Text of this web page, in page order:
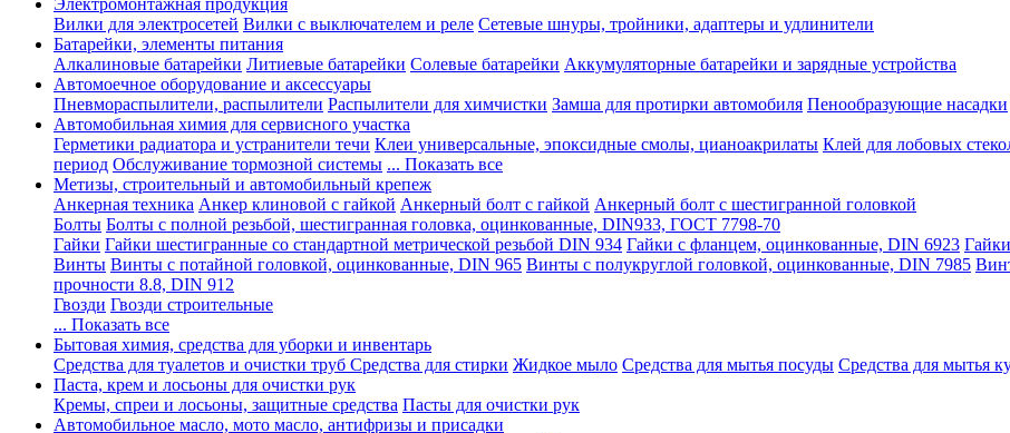
Электромонтажная продукция
Вилки для электросетей Вилки с выключателем и реле Сетевые шнуры, тройники, адаптеры и удлинители
Батарейки, элементы питания
Алкалиновые батарейки Литиевые батарейки Солевые батарейки Аккумуляторные батарейки и зарядные устройства
Автомоечное оборудование и аксессуары
Пневмораспылители, распылители Распылители для химчистки Замша для протирки автомобиля Пенообразующие насадки
Автомобильная химия для сервисного участка
Герметики радиатора и устранители течи Клеи универсальные, эпоксидные смолы, цианоакрилаты Клей для лобовых
период Обслуживание тормозной системы ... Показать все
Метизы, строительный и автомобильный крепеж
Анкерная техника Анкер клиновой с гайкой Анкерный болт с гайкой Анкерный болт с шестигранной головкой
Болты Болты с полной резьбой, шестигранная головка, оцинкованные, DIN933, ГОСТ 7798-70
Гайки Гайки шестигранные со стандартной метрической резьбой DIN 934 Гайки с фланцем, оцинкованные, DIN 6923
Винты Винты с потайной головкой, оцинкованные, DIN 965 Винты с полукруглой головкой, оцинкованные, DIN 7985
прочности 8.8, DIN 912
Гвозди Гвозди строительные
... Показать все
Бытовая химия, средства для уборки и инвентарь
Средства для туалетов и очистки труб Средства для стирки Жидкое мыло Средства для мытья посуды Средства для мытья
Паста, крем и лосьоны для очистки рук
Кремы, спреи и лосьоны, защитные средства Пасты для очистки рук
Автомобильное масло, мото масло, антифризы и присадки